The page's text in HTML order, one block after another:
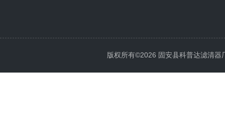
版权所有©2026 固安县科普达滤清